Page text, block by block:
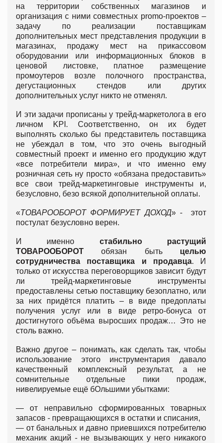
на территории собственных магазинов и
организация с ними совместных promo-проектов –
задачу по реализации поставщикам
дополнительных мест представления продукции в
магазинах, продажу мест на прикассовом
оборудовании или информационных блоков в
ценовой листовке, платное размещение
промоутеров возле полочного пространства,
дегустационных стендов или других
дополнительных услуг никто не отменял.
И эти задачи прописаны у трейд-маркетолога в его
личном KPI. Соответственно, он их будет
выполнять сколько бы представитель поставщика
не убеждал в том, что это очень выгодный
совместный проект и именно его продукцию ждут
«все потребители мира», и что именно ему
розничная сеть ну просто «обязана предоставить»
все свои трейд-маркетинговые инструменты и,
безусловно, безо всякой дополнительной оплаты.
«ТОВАРООБОРОТ ФОРМИРУЕТ ДОХОД» - этот
постулат безусловно верен.
И именно стабильно растущий
ТОВАРООБОРОТ обязан быть целью
сотрудничества поставщика и продавца. И
только от искусства переговорщиков зависит будут
ли трейд-маркетинговые инструменты
предоставлены сетью поставщику безоплатно, или
за них придётся платить – в виде предоплаты
получения услуг или в виде ретро-бонуса от
достигнутого объёма выросших продаж… Это не
столь важно.
Важно другое – понимать, как сделать так, чтобы
использование этого инструментария давало
качественный комплексный результат, а не
сомнительные отдельные пики продаж,
нивелируемые ещё бОльшими убытками:
—от неправильно сформированных товарных
запасов - превращающихся в остатки и списания,
— от банальных и давно приевшихся потребителю
механик акций - не вызывающих у него никакого